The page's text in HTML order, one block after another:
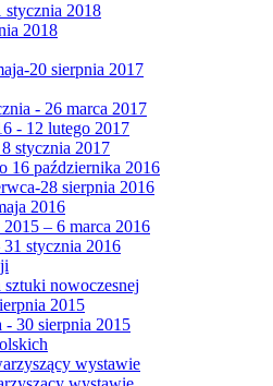
stycznia 2018
2018
20 sierpnia 2017
- 26 marca 2017
- 12 lutego 2017
stycznia 2017
16 października 2016
28 sierpnia 2016
2016
– 6 marca 2016
stycznia 2016
nowoczesnej
2015
- 30 sierpnia 2015
wystawie